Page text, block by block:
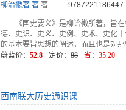
柳治徽著 著 著 9787221186447
《国史要义》是柳诒徵所著，旨
德、史识、史义、史例、史术、史化
的基本要旨思想的阐述，而且也是对
蔚蓝价： 52.8 定价： 88 省： 35.20
西南联大历史通识课